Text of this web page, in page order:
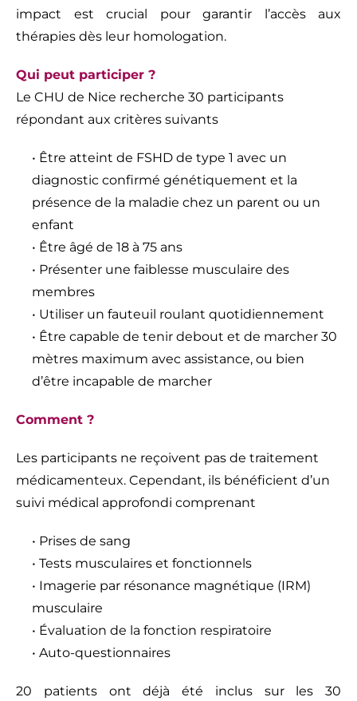
impact est crucial pour garantir l’accès aux
thérapies dès leur homologation.
Qui peut participer ?
Le CHU de Nice recherche 30 participants
répondant aux critères suivants
• Être atteint de FSHD de type 1 avec un
diagnostic confirmé génétiquement et la
présence de la maladie chez un parent ou un
enfant
• Être âgé de 18 à 75 ans
• Présenter une faiblesse musculaire des
membres
• Utiliser un fauteuil roulant quotidiennement
• Être capable de tenir debout et de marcher 30
mètres maximum avec assistance, ou bien
d’être incapable de marcher
Comment ?
Les participants ne reçoivent pas de traitement
médicamenteux. Cependant, ils bénéficient d’un
suivi médical approfondi comprenant
• Prises de sang
• Tests musculaires et fonctionnels
• Imagerie par résonance magnétique (IRM)
musculaire
• Évaluation de la fonction respiratoire
• Auto-questionnaires
20 patients ont déjà été inclus sur les 30